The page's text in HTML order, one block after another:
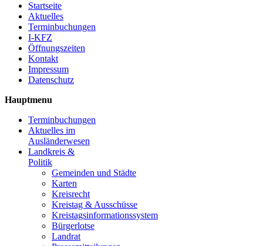
Startseite
Aktuelles
Terminbuchungen
I-KFZ
Öffnungszeiten
Kontakt
Impressum
Datenschutz
Hauptmenu
Terminbuchungen
Aktuelles im
Ausländerwesen
Landkreis &
Politik
Gemeinden und Städte
Karten
Kreisrecht
Kreistag & Ausschüsse
Kreistagsinformationssystem
Bürgerlotse
Landrat